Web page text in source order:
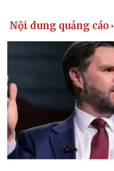
Kinh tế
Bất động sản
Khởi nghiệp